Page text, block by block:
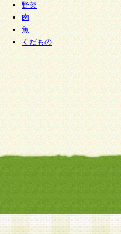
5.当社がお聞きす
で提 供いただい
自らの個人情報
をお預かりいた
商品やサービス
了承ください。
6.当社は、お客様
加・ 利用停止等
て確認できた場
いただきます。
ります。
1.会員とは、本
了し、当社が承認
が以下に該当する
野菜
肉
魚
くだもの